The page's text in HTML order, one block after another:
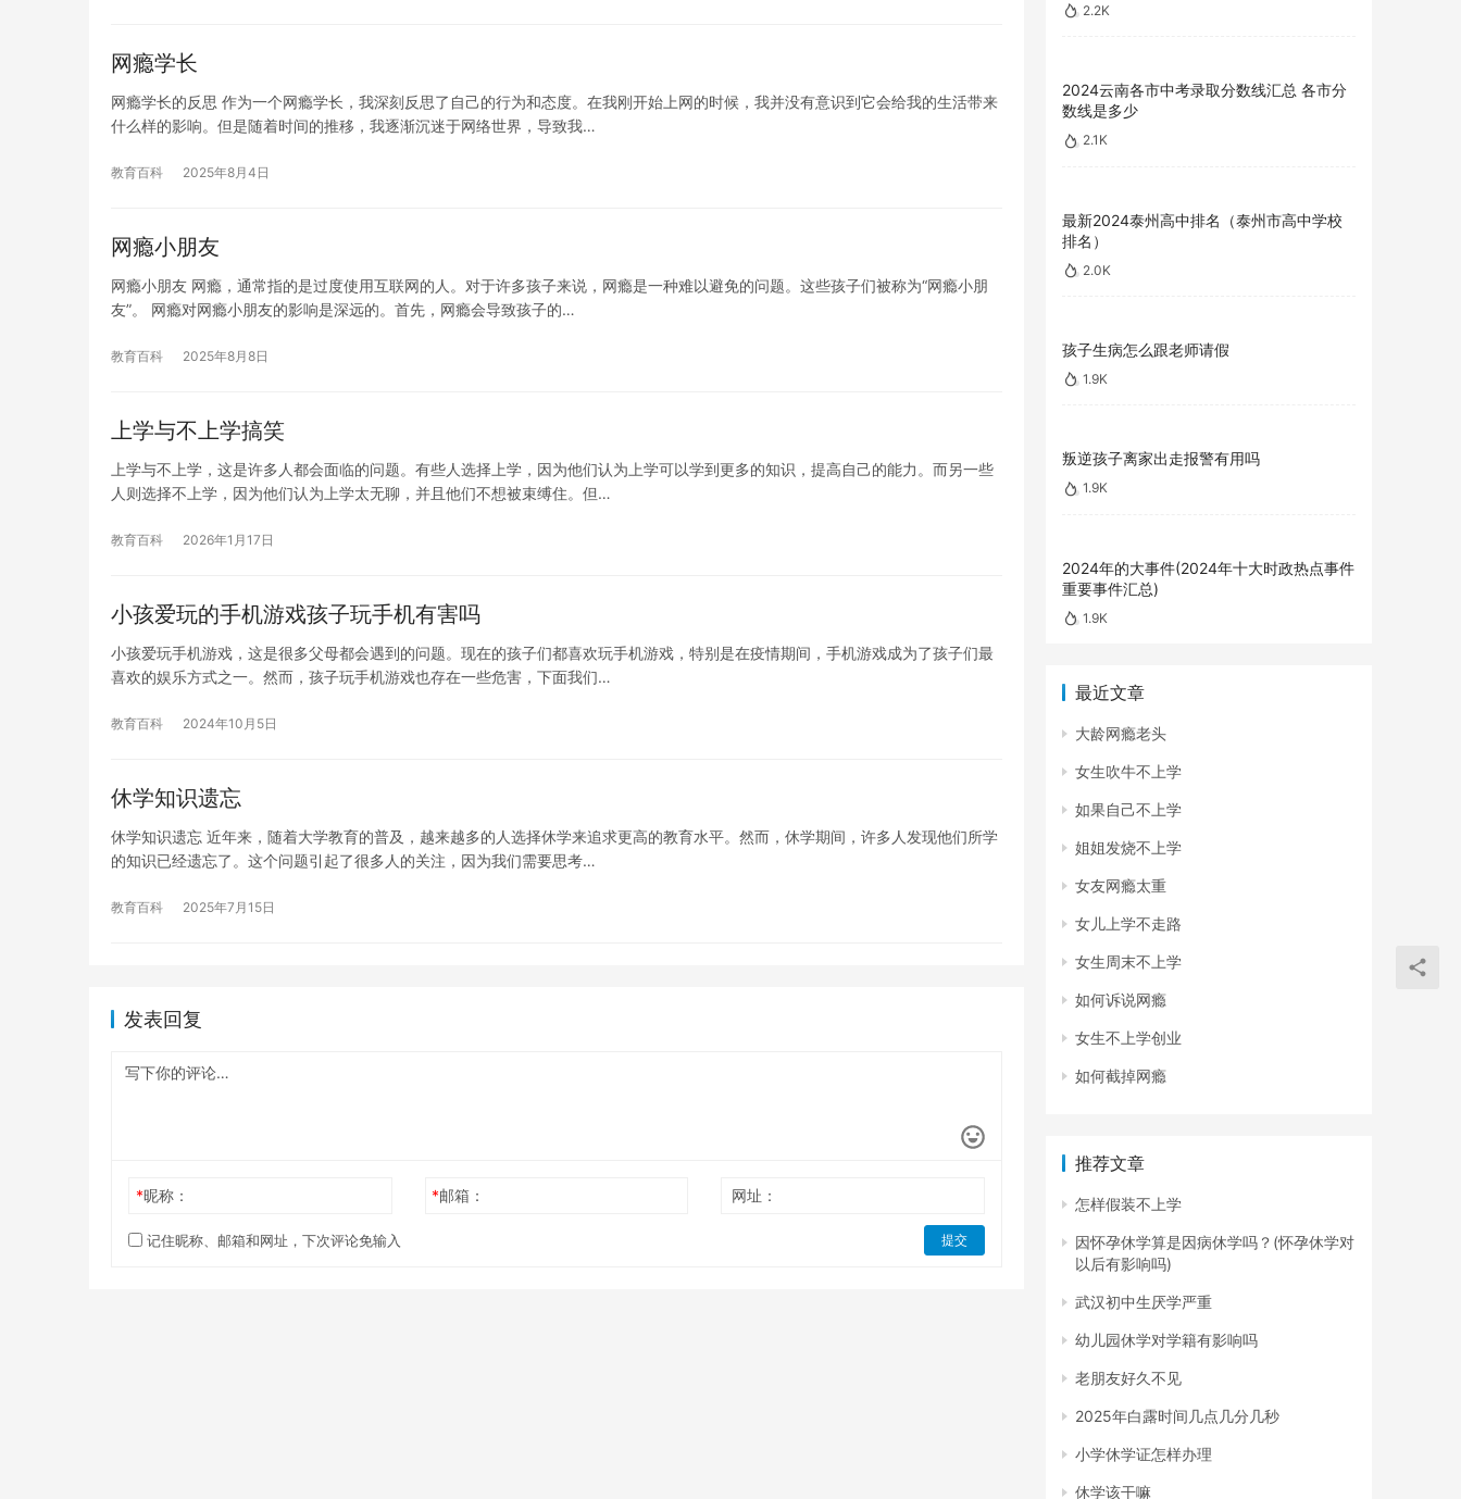
网瘾学长
网瘾学长的反思 作为一个网瘾学长，我深刻反思了自己的行为和态度。在我刚开始上网的时候，我并没有意识到它会给我的生活带来
什么样的影响。但是随着时间的推移，我逐渐沉迷于网络世界，导致我…
教育百科 2025年8月4日
网瘾小朋友
网瘾小朋友 网瘾，通常指的是过度使用互联网的人。对于许多孩子来说，网瘾是一种难以避免的问题。这些孩子们被称为“网瘾小朋
友”。 网瘾对网瘾小朋友的影响是深远的。首先，网瘾会导致孩子的…
教育百科 2025年8月8日
上学与不上学搞笑
上学与不上学，这是许多人都会面临的问题。有些人选择上学，因为他们认为上学可以学到更多的知识，提高自己的能力。而另一些
人则选择不上学，因为他们认为上学太无聊，并且他们不想被束缚住。但…
教育百科 2026年1月17日
小孩爱玩的手机游戏孩子玩手机有害吗
小孩爱玩手机游戏，这是很多父母都会遇到的问题。现在的孩子们都喜欢玩手机游戏，特别是在疫情期间，手机游戏成为了孩子们最
喜欢的娱乐方式之一。然而，孩子玩手机游戏也存在一些危害，下面我们…
教育百科 2024年10月5日
休学知识遗忘
休学知识遗忘 近年来，随着大学教育的普及，越来越多的人选择休学来追求更高的教育水平。然而，休学期间，许多人发现他们所学
的知识已经遗忘了。这个问题引起了很多人的关注，因为我们需要思考…
教育百科 2025年7月15日
发表回复
*昵称： *邮箱： 网址：
记住昵称、邮箱和网址，下次评论免输入 提交
2.2K
2024云南各市中考录取分数线汇总 各市分
数线是多少
2.1K
最新2024泰州高中排名（泰州市高中学校
排名）
2.0K
孩子生病怎么跟老师请假
1.9K
叛逆孩子离家出走报警有用吗
1.9K
2024年的大事件(2024年十大时政热点事件
重要事件汇总)
1.9K
最近文章
大龄网瘾老头
女生吹牛不上学
如果自己不上学
姐姐发烧不上学
女友网瘾太重
女儿上学不走路
女生周末不上学
如何诉说网瘾
女生不上学创业
如何截掉网瘾
推荐文章
怎样假装不上学
因怀孕休学算是因病休学吗？(怀孕休学对
以后有影响吗)
武汉初中生厌学严重
幼儿园休学对学籍有影响吗
老朋友好久不见
2025年白露时间几点几分几秒
小学休学证怎样办理
休学该干嘛